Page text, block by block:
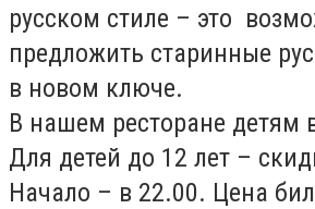
русском стиле – это
предложить старинные
в новом ключе.
В нашем ресторане детям
Для детей до 12 лет –
Начало – в 22.00. Цена